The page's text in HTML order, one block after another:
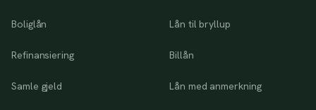
Boliglån
Refinansiering
Samle gjeld
Lån til bryllup
Billån
Lån med anmerkning